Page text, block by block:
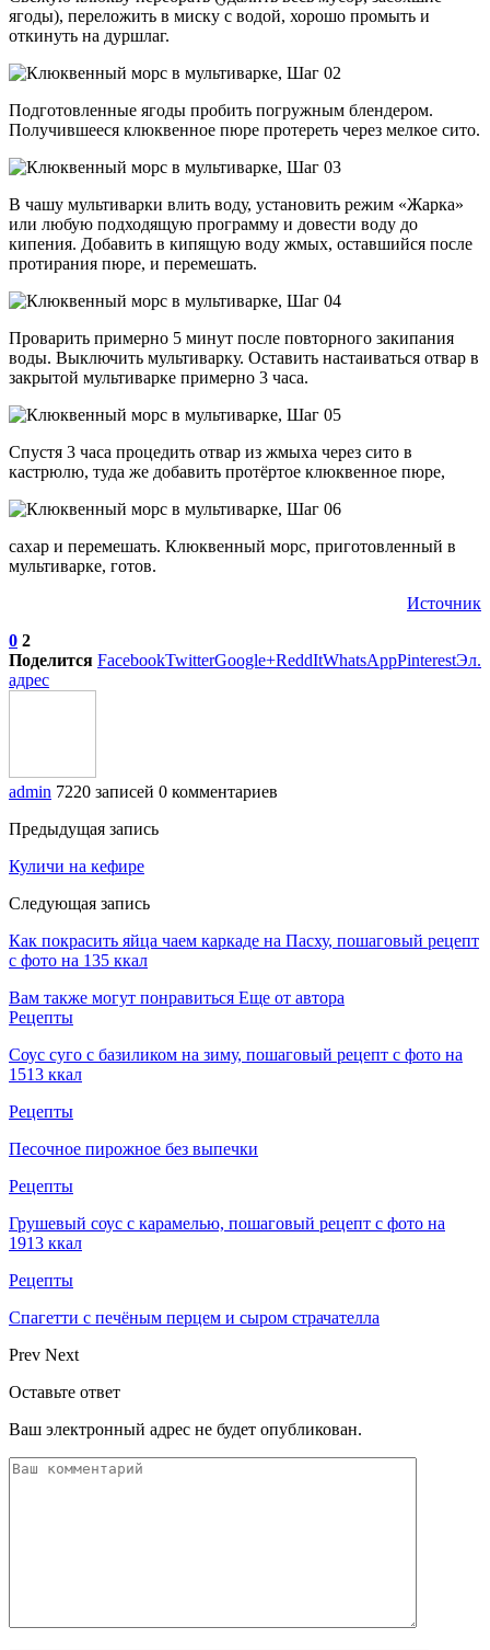
ягоды), переложить в миску с водой, хорошо промыть и
откинуть на дуршлаг.
Подготовленные ягоды пробить погружным блендером.
Получившееся клюквенное пюре протереть через мелкое сито.
В чашу мультиварки влить воду, установить режим «Жарка»
или любую подходящую программу и довести воду до
кипения. Добавить в кипящую воду жмых, оставшийся после
протирания пюре, и перемешать.
Проварить примерно 5 минут после повторного закипания
воды. Выключить мультиварку. Оставить настаиваться отвар в
закрытой мультиварке примерно 3 часа.
Спустя 3 часа процедить отвар из жмыха через сито в
кастрюлю, туда же добавить протёртое клюквенное пюре,
сахар и перемешать. Клюквенный морс, приготовленный в
мультиварке, готов.
Источник
0 2
Поделится FacebookTwitterGoogle+ReddItWhatsAppPinterestЭл.
адрес
admin 7220 записей 0 комментариев
Предыдущая запись
Куличи на кефире
Следующая запись
Как покрасить яйца чаем каркаде на Пасху, пошаговый рецепт
с фото на 135 ккал
Вам также могут понравиться Еще от автора
Рецепты
Соус суго с базиликом на зиму, пошаговый рецепт с фото на
1513 ккал
Рецепты
Песочное пирожное без выпечки
Рецепты
Грушевый соус с карамелью, пошаговый рецепт с фото на
1913 ккал
Рецепты
Спагетти с печёным перцем и сыром страчателла
Prev Next
Оставьте ответ
Ваш электронный адрес не будет опубликован.